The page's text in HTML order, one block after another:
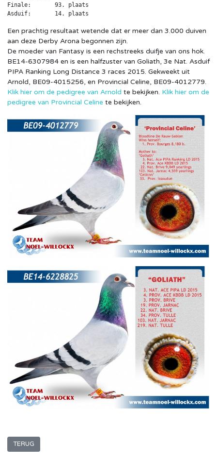
Finale:       93. plaats
Asduif:       14. plaats
Een prachtig resultaat wetende dat er meer dan 3.000 duiven
aan deze Derby Arona begonnen zijn.
De moeder van Fantasy is een rechstreeks duifje van ons hok.
BE14-6307984 en is een halfzuster van Goliath, 3e Nat. Asduif
PIPA Ranking Long Distance 3 races 2015. Gekweekt uit
Arnold, BE09-4015256, en Provincial Celine, BE09-4012779.
Klik hier om de pedigree van Arnold te bekijken. Klik hier om de
pedigree van Provincial Celine te bekijken.
TERUG